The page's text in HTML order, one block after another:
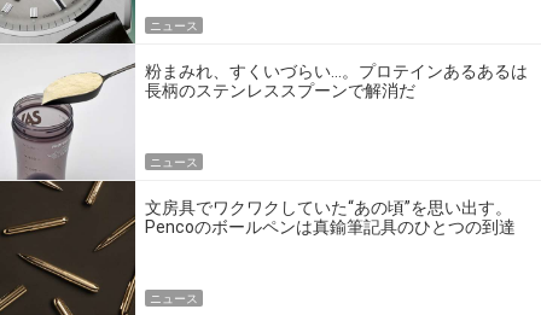
ニュース
粉まみれ、すくいづらい…。プロテインあるあるは
長柄のステンレススプーンで解消だ
ニュース
文房具でワクワクしていた“あの頃”を思い出す。
Pencoのボールペンは真鍮筆記具のひとつの到達
ニュース